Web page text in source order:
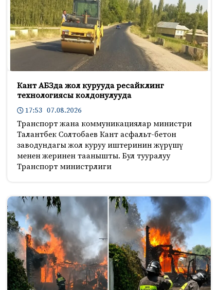
Кант АБЗда жол курууда ресайклинг
технологиясы колдонулууда
17:53 07.08.2026
Транспорт жана коммуникациялар министри
Талантбек Солтобаев Кант асфальт-бетон
заводундагы жол куруу иштеринин жүрүшү
менен жеринен таанышты. Бул тууралуу
Транспорт министрлиги